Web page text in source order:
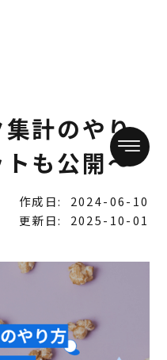
計のやり
も公開～
作成日:
2024-06-10
更新日:
2025-10-01